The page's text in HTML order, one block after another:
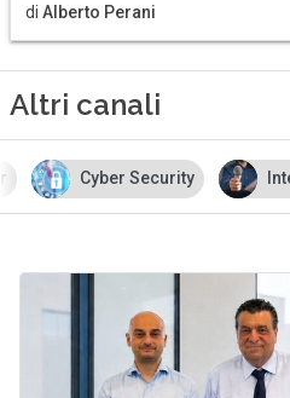
di Alberto Perani
Altri canali
Cyber Security